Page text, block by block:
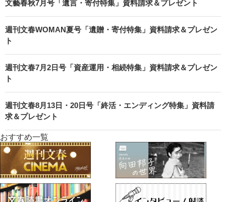
文藝春秋7月号「遺言・寄付特集」資料請求＆プレゼント
週刊文春WOMAN夏号「遺贈・寄付特集」資料請求＆プレゼン
ト
週刊文春7月2日号「資産運用・相続特集」資料請求＆プレゼン
ト
週刊文春8月13日・20日号「終活・エンディング特集」資料請
求＆プレゼント
おすすめ一覧